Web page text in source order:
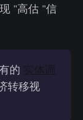
"高估 "信
的 实体调
转移视